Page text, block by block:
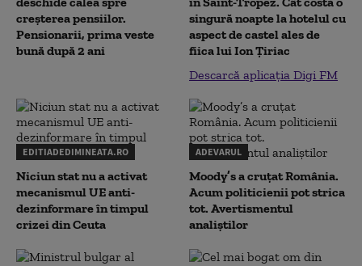
creșterea pensiilor.
Pensionarii, prima veste
bună după 2 ani
singură noapte la hotelul cu
aspect de castel ales de
fiica lui Ion Țiriac
Descarcă aplicația Digi FM
EDITIADEDIMINEATA.RO
Niciun stat nu a activat
mecanismul UE anti-
dezinformare în timpul
crizei din Ceuta
ADEVARUL
Moody’s a cruțat România.
Acum politicienii pot strica
tot. Avertismentul
analiștilor